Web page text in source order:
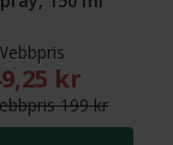
Nytt reducerat
kr
pris199 kr